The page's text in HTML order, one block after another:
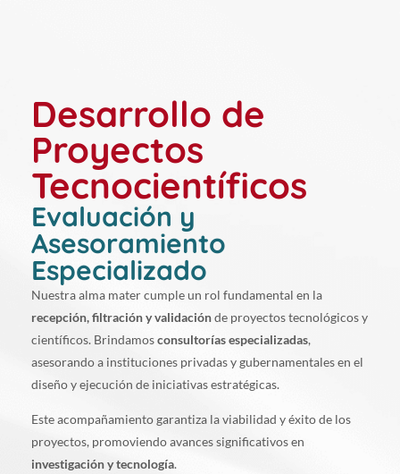
Desarrollo de
Proyectos
Tecnocientíficos
Evaluación y
Asesoramiento
Especializado
Nuestra alma mater cumple un rol fundamental en la
recepción, filtración y validaciónde proyectos tecnológicos y
científicos. Brindamosconsultorías especializadas,
asesorando a instituciones privadas y gubernamentales en el
diseño y ejecución de iniciativas estratégicas.
Este acompañamiento garantiza la viabilidad y éxito de los
proyectos, promoviendo avances significativos en
investigación y tecnología.